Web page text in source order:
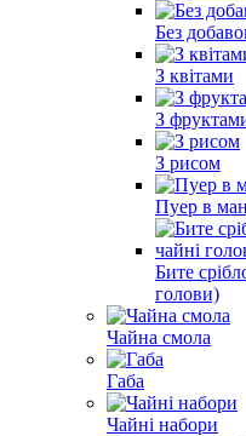
Без
З квітами
З
З рисом
Пуер в
Бите
голови)
Чайна смола
Габа
Чайні набори